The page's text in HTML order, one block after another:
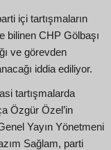
içi tartışmaların
bilinen CHP Gölbaşı
ve görevden
iddia ediliyor.
tartışmalarda
Özgür Özel’in
Yayın Yönetmeni
Sağlam, parti